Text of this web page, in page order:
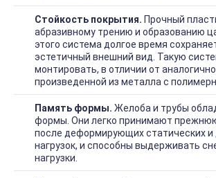
Стойкость покрытия. Прочный
абразивному трению и образованию
этого система долгое время
эстетичный внешний вид. Такую
монтировать, в отличии от
произведенной из металла с
Память формы. Желоба и трубы
формы. Они легко принимают
после деформирующих статических и
нагрузок, и способны выдерживать
нагрузки.